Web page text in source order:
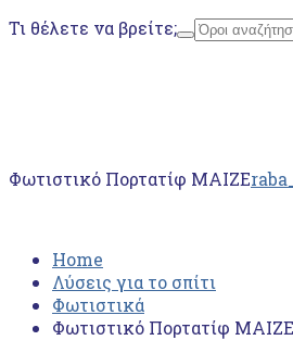
Τι θέλετε να βρείτε;
Φωτιστικό Πορτατίφ MAIZE
Home
Λύσεις για το σπίτι
Φωτιστικά
Φωτιστικό Πορτατίφ MAIZE